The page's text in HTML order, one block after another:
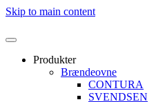
Skip to main content
Produkter
Brændeovne
CONTURA
SVENDSEN